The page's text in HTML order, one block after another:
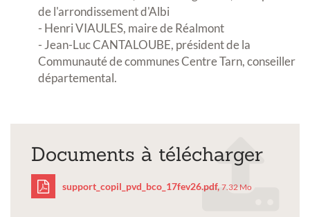
de l'arrondissement d'Albi
- Henri VIAULES, maire de Réalmont
- Jean-Luc CANTALOUBE, président de la
Communauté de communes Centre Tarn, conseiller
départemental.
Documents à télécharger
support_copil_pvd_bco_17fev26.pdf, 7.32 Mo